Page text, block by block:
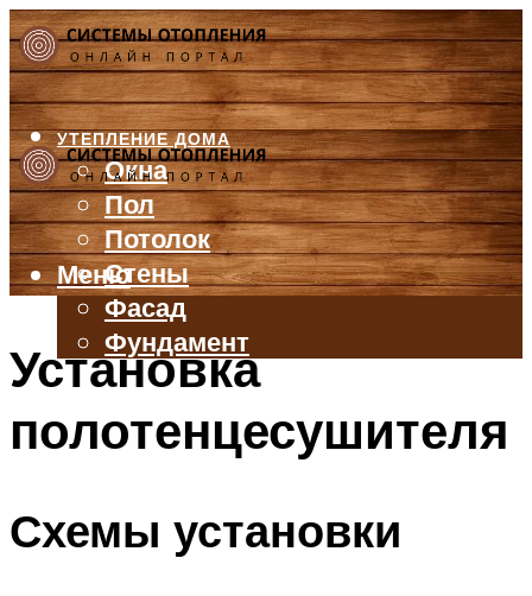
УТЕПЛЕНИЕ ДОМА
Окна
Пол
Потолок
Стены
Фасад
Фундамент
БАЛКОН И ЛОДЖИЯ
ВЕНТИЛЯЦИЯ
Меню
Установка
полотенцесушителя
Схемы установки